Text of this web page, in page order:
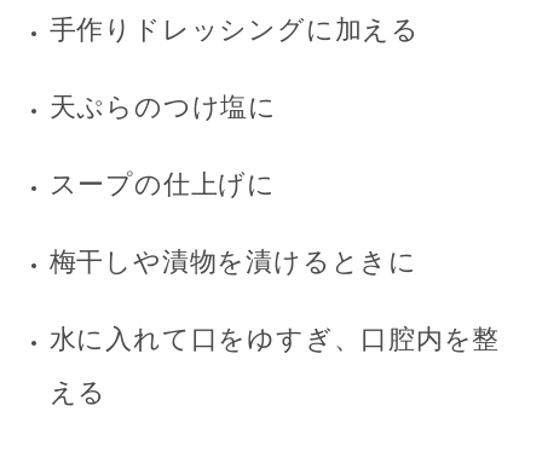
手作りドレッシングに加える
天ぷらのつけ塩に
スープの仕上げに
梅干しや漬物を漬けるときに
水に入れて口をゆすぎ、口腔内を整
える